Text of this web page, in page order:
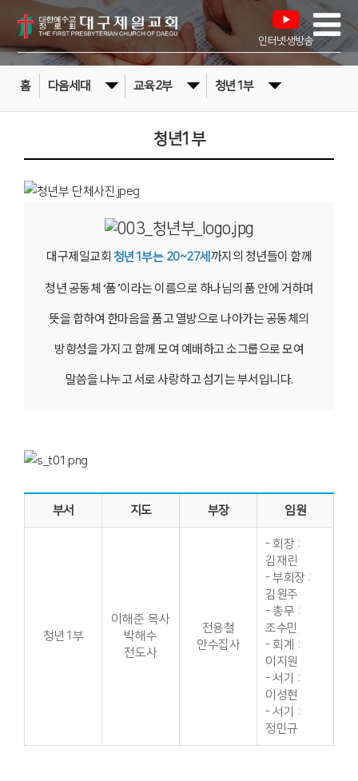
인터넷생방송
홈 다음세대 교육2부 청년1부
청년1부
대구제일교회 청년1부는 20~27세 까지의 청년들이 함께
청년 공동체 ‘품’이라는 이름으로 하나님의 품 안에 거하며
뜻을 합하여 한마음을 품고 열방으로 나아가는 공동체의
방향성을 가지고 함께 모여 예배하고 소그룹으로 모여
말씀을 나누고 서로 사랑하고 섬기는 부서입니다.
부서 지도 부장 임원
청년1부
이해준 목사
박해수
전도사
전용철
안수집사
- 회장 :
김재린
- 부회장 :
김원주
- 총무 :
조수민
- 회계 :
이지원
- 서기 :
이성현
- 서기 :
정민규